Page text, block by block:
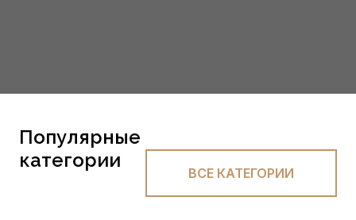
Популярные
категории
ВСЕ КАТЕГОРИИ